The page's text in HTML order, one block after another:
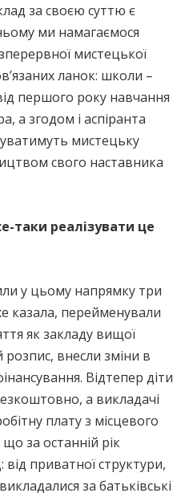
за своєю суттю є
ми намагаємося
мистецької
ланок: школи –
першого року навчання
а згодом і аспіранта
мистецьку
свого наставника
таки реалізувати це
у цьому напрямку три
казала, перейменували
як закладу вищої
внесли зміни в
Відтепер діти
а викладачі
плату з місцевого
за останній рік
від приватної структури,
за батьківські